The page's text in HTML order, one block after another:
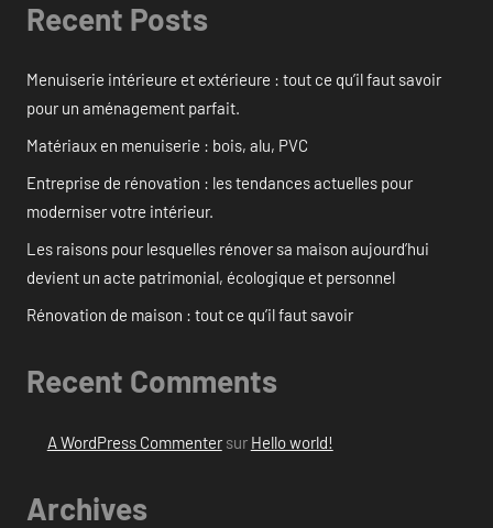
Recent Posts
Menuiserie intérieure et extérieure : tout ce qu’il faut savoir
pour un aménagement parfait.
Matériaux en menuiserie : bois, alu, PVC
Entreprise de rénovation : les tendances actuelles pour
moderniser votre intérieur.
Les raisons pour lesquelles rénover sa maison aujourd’hui
devient un acte patrimonial, écologique et personnel
Rénovation de maison : tout ce qu’il faut savoir
Recent Comments
A WordPress Commentersur Hello world!
Archives